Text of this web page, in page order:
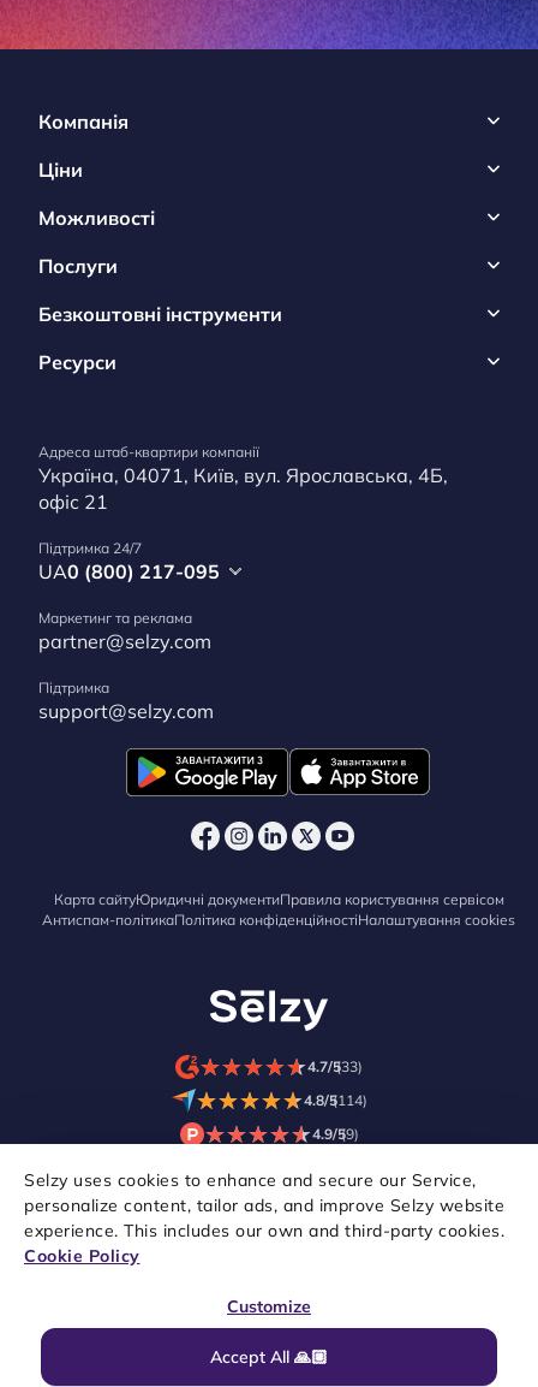
Selzy uses cookies to enhance and secure our Service,
personalize content, tailor ads, and improve Selzy website
experience. This includes our own and third-party cookies.
Cookie Policy
Accept All 🙏🏼
Customize
Компанія
Ціни
Можливості
Послуги
Безкоштовні інструменти
Ресурси
Адреса штаб-квартири компанії
Україна, 04071, Київ, вул. Ярославська, 4Б,
офіс 21
Підтримка 24/7
UA0 (800) 217-095
Маркетинг та реклама
partner@selzy.com
Підтримка
support@selzy.com
Карта сайтуЮридичні документиПравила користування сервісом
Антиспам-політикаПолітика конфіденційностіНалаштування cookies
★★★★★
★★★★★4.7/5(33)
★★★★★
★★★★★4.8/5(114)
★★★★★
★★★★★4.9/5(9)